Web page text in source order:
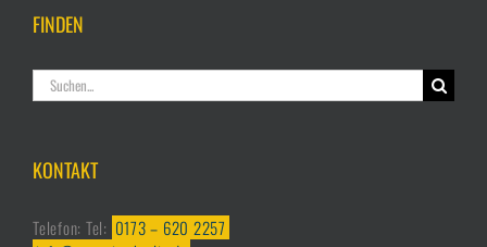
FINDEN
Suche
nach:
KONTAKT
Telefon: Tel: 0173 – 620 2257